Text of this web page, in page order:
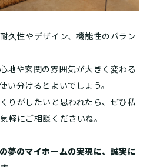
久性やデザイン、機能性のバラン
地や玄関の雰囲気が大きく変わる
い分けるとよいでしょう。
りがしたいと思われたら、ぜひ私
軽にご相談くださいね。
夢のマイホームの実現に、誠実に